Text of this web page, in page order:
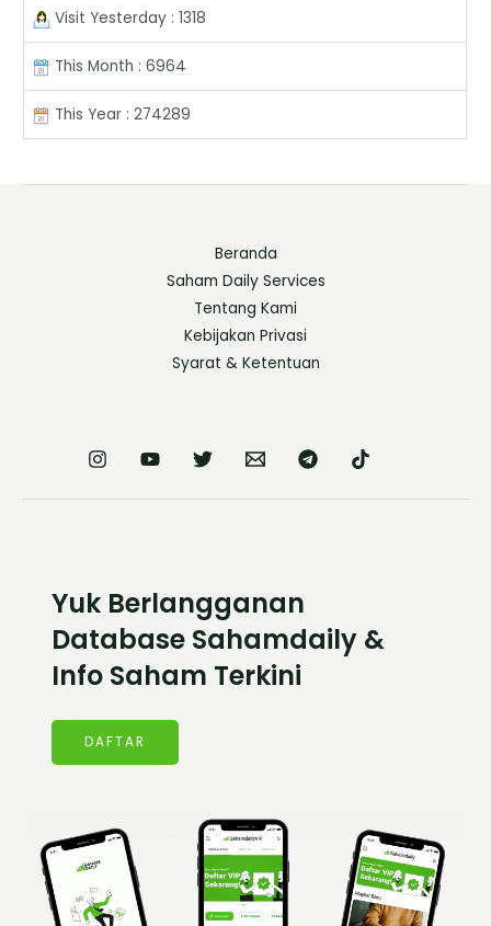
Visit Yesterday : 1318
This Month : 6964
This Year : 274289
Beranda
Saham Daily Services
Tentang Kami
Kebijakan Privasi
Syarat & Ketentuan
Yuk Berlangganan
Database Sahamdaily &
Info Saham Terkini
DAFTAR